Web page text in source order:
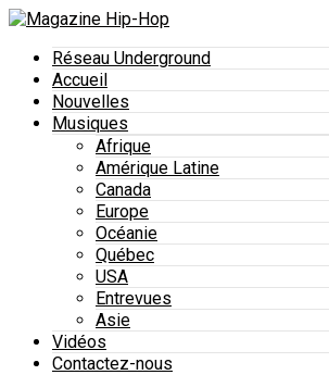
Réseau Underground
Accueil
Nouvelles
Musiques
Afrique
Amérique Latine
Canada
Europe
Océanie
Québec
USA
Entrevues
Asie
Vidéos
Contactez-nous